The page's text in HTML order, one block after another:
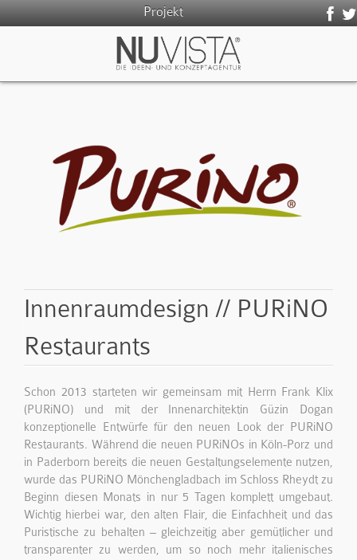
Projekt
Innenraumdesign // PURiNO
Restaurants
Schon 2013 starteten wir gemeinsam mit Herrn Frank Klix
(PURiNO) und mit der Innenarchitektin Güzin Dogan
konzeptionelle Entwürfe für den neuen Look der PURiNO
Restaurants. Während die neuen PURiNOs in Köln-Porz und
in Paderborn bereits die neuen Gestaltungselemente nutzen,
wurde das PURiNO Mönchengladbach im Schloss Rheydt zu
Beginn diesen Monats in nur 5 Tagen komplett umgebaut.
Wichtig hierbei war, den alten Flair, die Einfachheit und das
Puristische zu behalten – gleichzeitig aber gemütlicher und
transparenter zu werden, um so noch mehr italienisches